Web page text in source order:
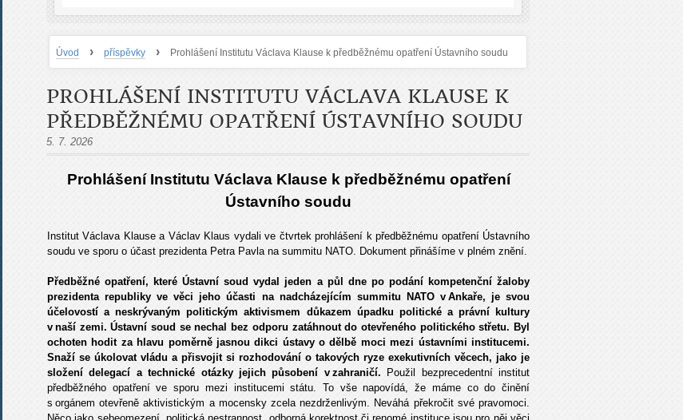
Úvod › příspěvky › Prohlášení Institutu Václava Klause k předběžnému opatření Ústavního soudu
PROHLÁŠENÍ INSTITUTU VÁCLAVA KLAUSE K
PŘEDBĚŽNÉMU OPATŘENÍ ÚSTAVNÍHO SOUDU
5. 7. 2026
Prohlášení Institutu Václava Klause k předběžnému opatření
Ústavního soudu
Institut Václava Klause a Václav Klaus vydali ve čtvrtek prohlášení k předběžnému opatření Ústavního
soudu ve sporu o účast prezidenta Petra Pavla na summitu NATO. Dokument přinášíme v plném znění.
Předběžné opatření, které Ústavní soud vydal jeden a půl dne po podání kompetenční žaloby
prezidenta republiky ve věci jeho účasti na nadcházejícím summitu NATO v Ankaře, je svou
účelovostí a neskrývaným politickým aktivismem důkazem úpadku politické a právní kultury
v naší zemi. Ústavní soud se nechal bez odporu zatáhnout do otevřeného politického střetu. Byl
ochoten hodit za hlavu poměrně jasnou dikci ústavy o dělbě moci mezi ústavními institucemi.
Snaží se úkolovat vládu a přisvojit si rozhodování o takových ryze exekutivních věcech, jako je
složení delegací a technické otázky jejich působení v zahraničí. Použil bezprecedentní institut
předběžného opatření ve sporu mezi institucemi státu. To vše napovídá, že máme co do činění
s orgánem otevřeně aktivistickým a mocensky zcela nezdrženlivým. Neváhá překročit své pravomoci.